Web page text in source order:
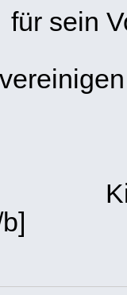
für sein